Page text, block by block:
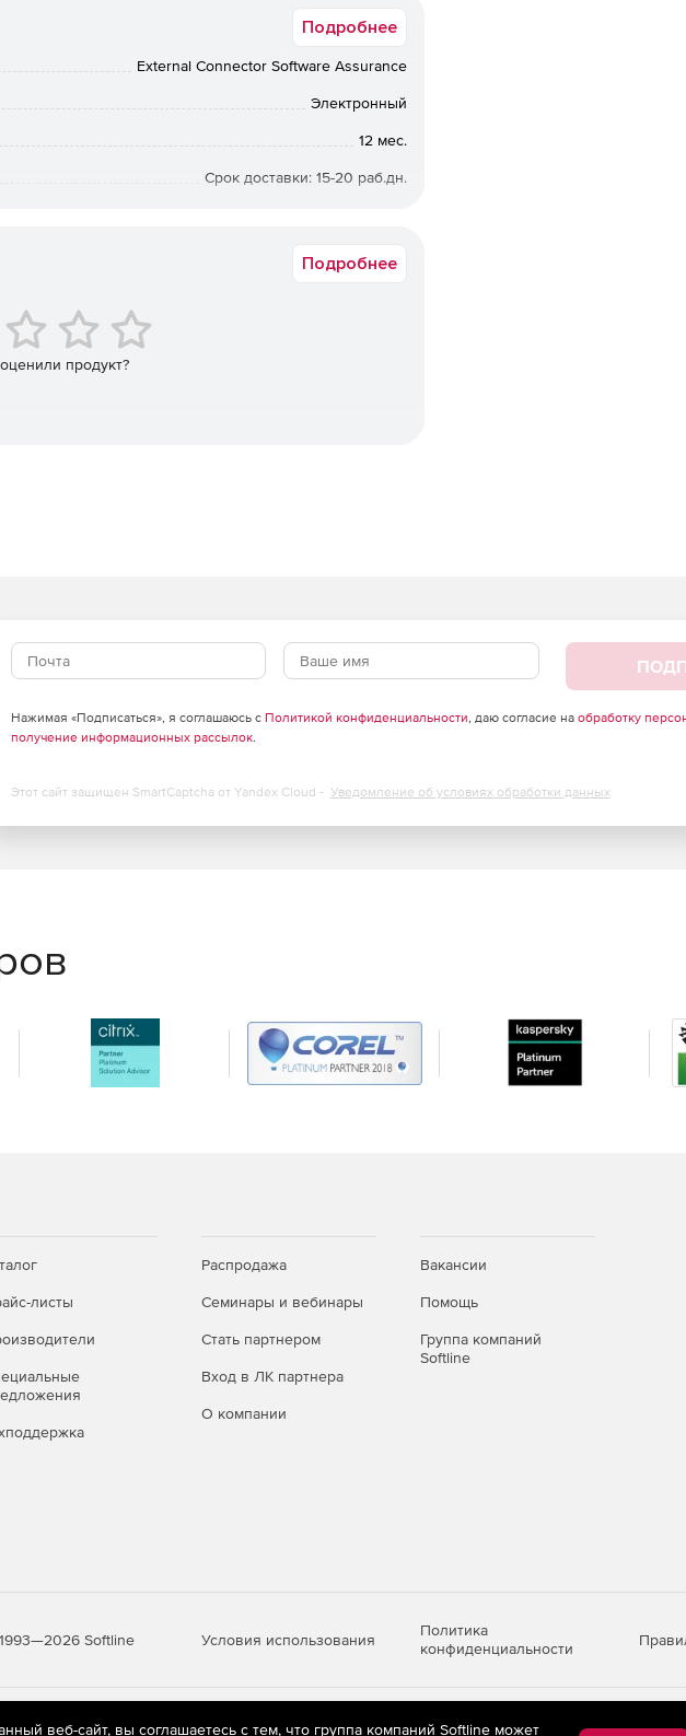
службами компании. Назначенная серверу
пользователя. Каждому физическому серверу, к
нужна только одна лицензия EC вне зависимости от
использования политик безопасности, которые
Подробнее
External Connector Software Assurance
Электронный
12 мес.
Срок доставки: 15-20 раб.дн.
должен быть в корпоративном домене. Заказы с
доменах (hotmail.com, gmail.com, mail.ru, rambler.ru
ограничениями выпуск таких лицензий компанией
Приносим извинения за эти неудобства.
Подробнее
продукт?
Нажимая «Подписаться», я соглашаюсь с Политикой конфиденциальности, даю согласие на обработку
получение информационных рассылок.
Этот сайт защищен SmartCaptcha от Yandex Cloud - Уведомление об условиях обработки данных
листы
Распродажа
Семинары и вебинары
Стать партнером
Вход в ЛК партнера
О компании
Вакансии
Помощь
Группа компаний
Softline
Softline Условия использования
Политика
конфиденциальности
рекомендательные технологии(информационные технологии предоставления
веб-сайт, вы соглашаетесь с тем, что группа компаний Softline может